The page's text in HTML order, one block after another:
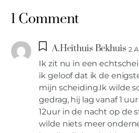
1 Comment
A.Heithuis Bekhuis 2
Ik zit nu in een
ik geloof dat ik de
mijn scheiding.Ik wilde
gedrag, hij lag vanaf 1
12uur in de nacht op de
wilde niets meer